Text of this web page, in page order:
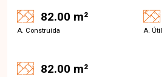
82.00 m²
A. Construída A. Útil
82.00 m²